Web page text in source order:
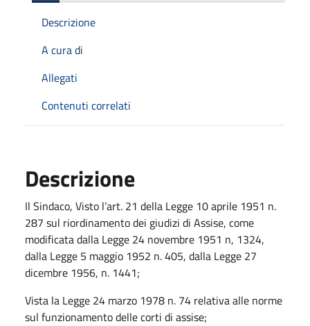
Descrizione
A cura di
Allegati
Contenuti correlati
Descrizione
Il Sindaco, Visto l’art. 21 della Legge 10 aprile 1951 n.
287 sul riordinamento dei giudizi di Assise, come
modificata dalla Legge 24 novembre 1951 n, 1324,
dalla Legge 5 maggio 1952 n. 405, dalla Legge 27
dicembre 1956, n. 1441;
Vista la Legge 24 marzo 1978 n. 74 relativa alle norme
sul funzionamento delle corti di assise;